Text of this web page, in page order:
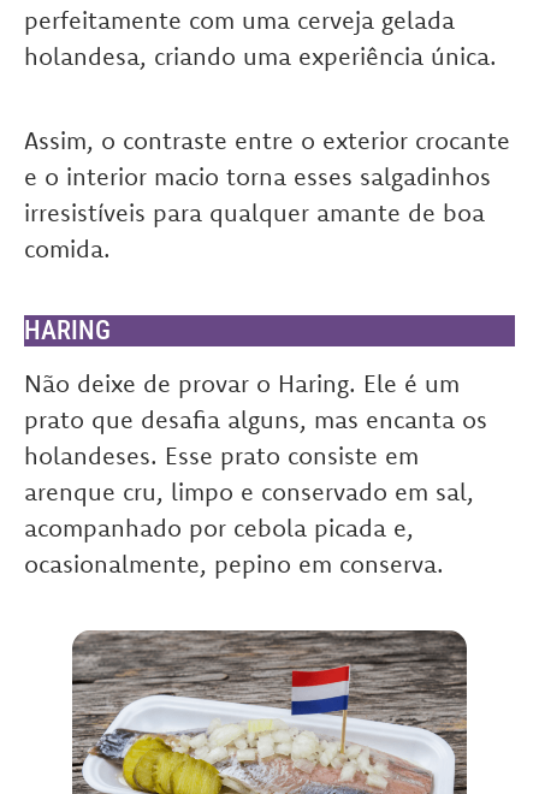
perfeitamente com uma cerveja gelada
holandesa, criando uma experiência única.
Assim, o contraste entre o exterior crocante
e o interior macio torna esses salgadinhos
irresistíveis para qualquer amante de boa
comida.
HARING
Não deixe de provar o Haring. Ele é um
prato que desafia alguns, mas encanta os
holandeses. Esse prato consiste em
arenque cru, limpo e conservado em sal,
acompanhado por cebola picada e,
ocasionalmente, pepino em conserva.